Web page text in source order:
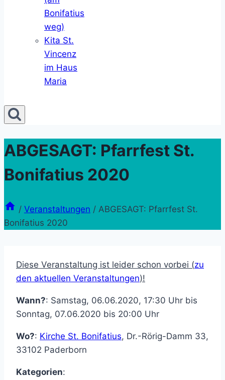
Bonifatius
weg)
Kita St.
Vincenz
im Haus
Maria
ABGESAGT: Pfarrfest St.
Bonifatius 2020
/ Veranstaltungen / ABGESAGT: Pfarrfest St.
Bonifatius 2020
Diese Veranstaltung ist leider schon vorbei (zu
den aktuellen Veranstaltungen)!
Wann?: Samstag, 06.06.2020, 17:30 Uhr bis
Sonntag, 07.06.2020 bis 20:00 Uhr
Wo?: Kirche St. Bonifatius, Dr.-Rörig-Damm 33,
33102 Paderborn
Kategorien: